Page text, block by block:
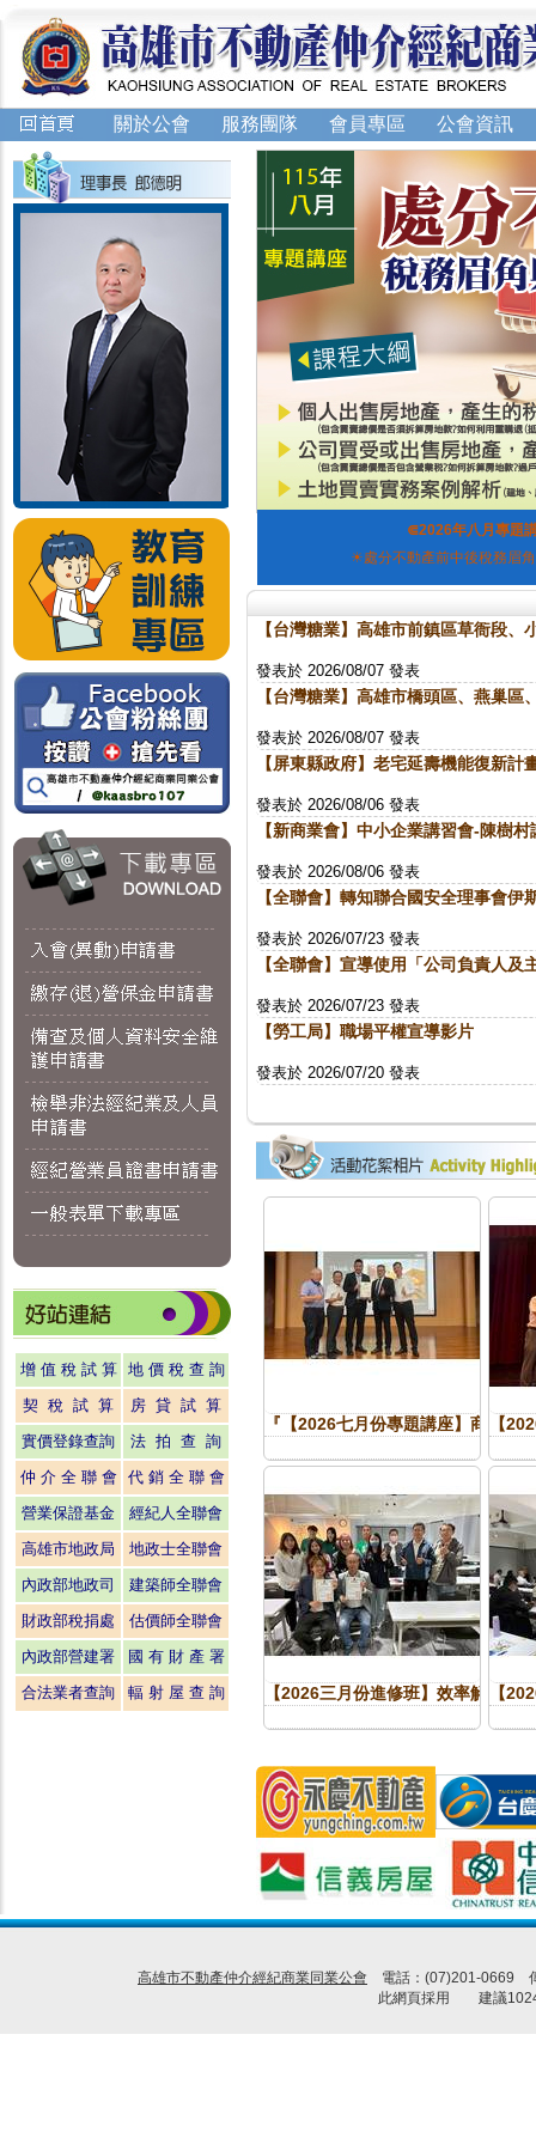
關於公會 服務團隊 會員專區 公會資訊
增 值 稅 試 算
地 價 稅 查 詢
契 稅 試 算
房 貸 試 算
實價登錄查詢
法 拍 查 詢
仲 介 全 聯 會
代 銷 全 聯 會
營業保證基金
經紀人全聯會
高雄市地政局
地政士全聯會
內政部地政司
建築師全聯會
財政部稅捐處
估價師全聯會
內政部營建署
國 有 財 產 署
合法業者查詢
輻 射 屋 查 詢
⋐2026年八月專題
☀處分不動產前中後稅務眉
【台灣糖業】高雄市前鎮區草衙段
發表於 2026/08/07 發表
【台灣糖業】高雄市橋頭區、燕巢區
發表於 2026/08/07 發表
【屏東縣政府】老宅延壽機能復新計
發表於 2026/08/06 發表
【新商業會】中小企業講習會-陳樹
發表於 2026/08/06 發表
【全聯會】轉知聯合國安全理事會
發表於 2026/07/23 發表
【全聯會】宣導使用「公司負責人及
發表於 2026/07/23 發表
【勞工局】職場平權宣導影片
發表於 2026/07/20 發表
『【2026七月份專題講座】商用及
【
【2026三月份進修班】效率解放-
【
高雄市不動產仲介經紀商業同業公會 電話：(07)201-0669
此網頁採用 建議